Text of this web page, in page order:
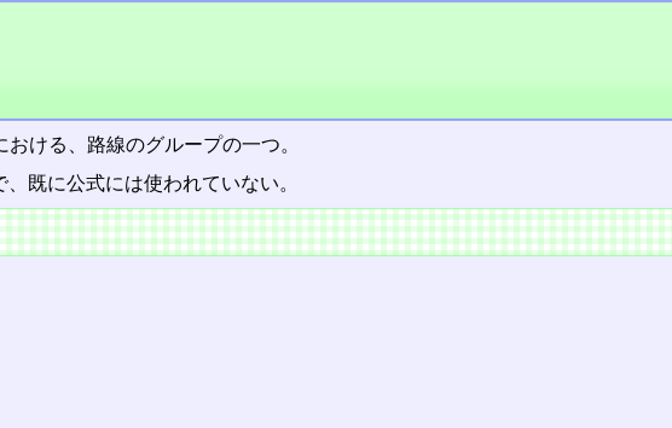
おける、路線のグループの一つ。
既に公式には使われていない。